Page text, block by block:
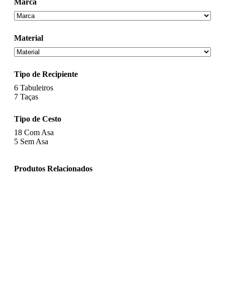
Material
Tipo de Recipiente
6 Tabuleiros
7 Taças
Tipo de Cesto
18 Com Asa
5 Sem Asa
Produtos Relacionados